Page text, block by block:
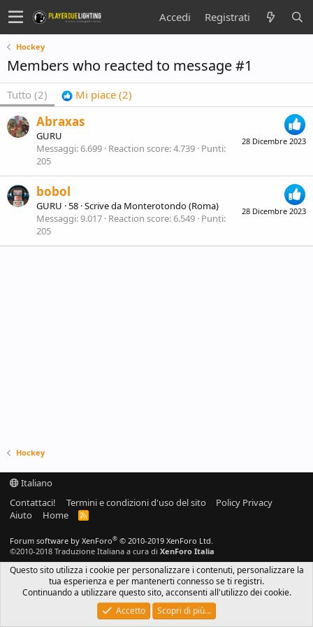
Accedi Registrati
Hockey
Members who reacted to message #1
Tutto (2) Mi piace (2)
28 Dicembre 2023
Abraxas
GURU
Messaggi 6.699 Reaction score 4.739 Punti
205
28 Dicembre 2023
bobol
GURU ·58 ·Scrive da Monterotondo (Roma)
Messaggi 9.017 Reaction score 6.549 Punti
205
Hockey
Italiano
Contattaci!
Termini e condizioni d'uso del sito
Policy Privacy
Aiuto
Home
R
Forum software by XenForo® © 2010-2019 XenForo Ltd.
©2010-2018 Traduzione Italiana a cura di XenForo Italia
Questo sito utilizza i cookie per personalizzare i contenuti, personalizzare la
tua esperienza e per mantenerti connesso se ti registri.
Continuando a utilizzare questo sito, acconsenti all'utilizzo dei cookie.
Accetto
Scopri di più…